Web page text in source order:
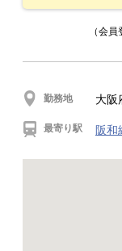
（会
勤務地 大阪
最寄り駅 阪和